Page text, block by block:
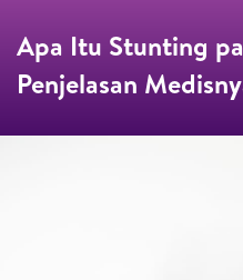
Apa Itu Stunting
Penjelasan